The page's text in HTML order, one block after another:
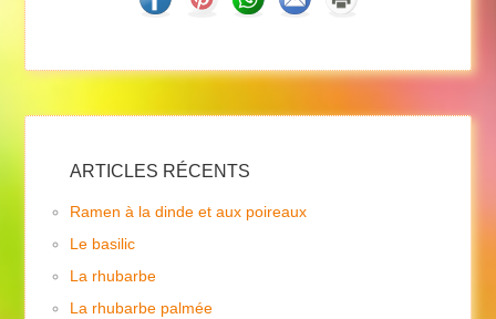
ARTICLES RÉCENTS
Ramen à la dinde et aux poireaux
Le basilic
La rhubarbe
La rhubarbe palmée